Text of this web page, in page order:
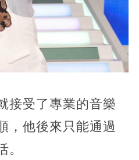
接受了專業的音樂
，他後來只能通過
。